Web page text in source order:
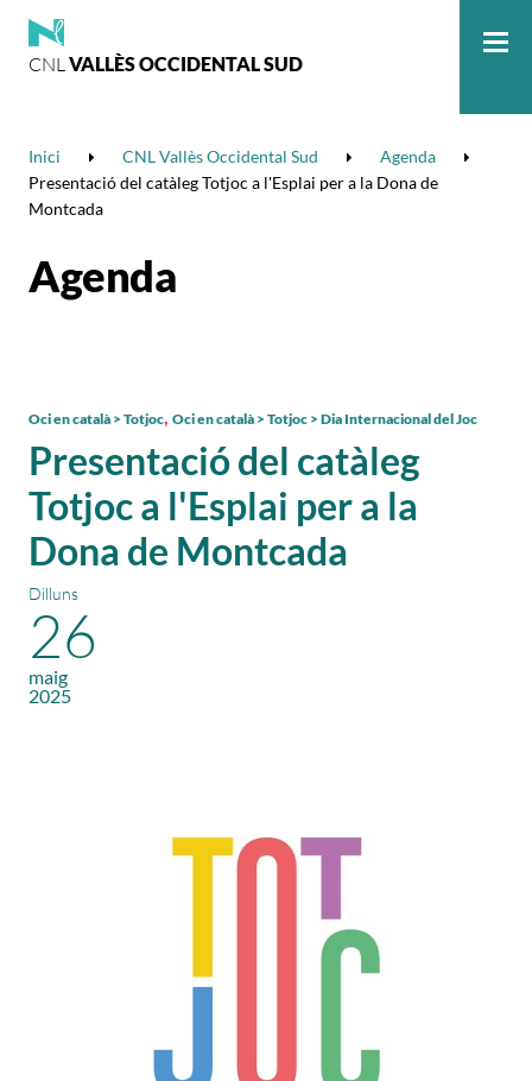
CNLVALLÈS OCCIDENTAL SUD
Inici CNL Vallès Occidental Sud
Agenda
Presentació del catàleg Totjoc a l'Esplai per a la Dona de
Montcada
Agenda
Presentació del catàleg
Totjoc a l'Esplai per a la
Dona de Montcada
Oci en català > Totjoc, Oci en català > Totjoc > Dia Internacional del Joc
Dilluns
26
maig
2025